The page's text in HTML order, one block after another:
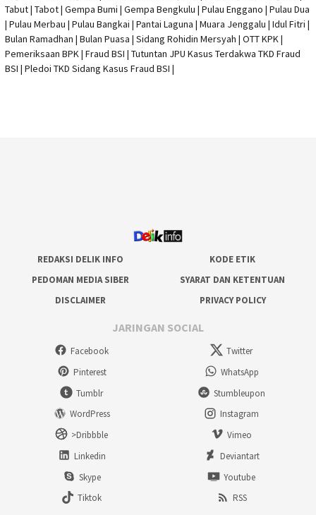
Tabut | Tabot | Gempa Bumi | Gempa Bengkulu | Pulau Enggano | Pulau Dua
| Pulau Merbau | Pulau Bangkai | Pantai Laguna | Muara Jenggalu | Idul Fitri |
Bulan Ramadhan | Bulan Puasa | Sidang Rohidin Mersyah | OTT KPK|
Pemeriksaan BPK | Fraud BSI | Tutuntan JPU Kasus Terdakwa TKD Fraud
BSI | Pledoi TKD Sidang Kasus Fraud BSI |
REDAKSI DELIK INFO
KODE ETIK
PEDOMAN MEDIA SIBER
SYARAT DAN KETENTUAN
DISCLAIMER
PRIVACY POLICY
JARINGAN SOCIAL
Facebook
Twitter
Pinterest
WhatsApp
Tumblr
Stumbleupon
WordPress
Instagram
>Dribbble
Vimeo
Linkedin
Deviantart
Skype
Youtube
Tiktok
RSS